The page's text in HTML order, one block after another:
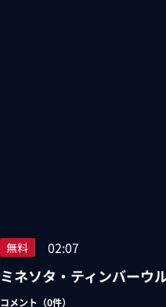
無料 02:07
ミネソタ・ティンバーウ
コメント（0件）